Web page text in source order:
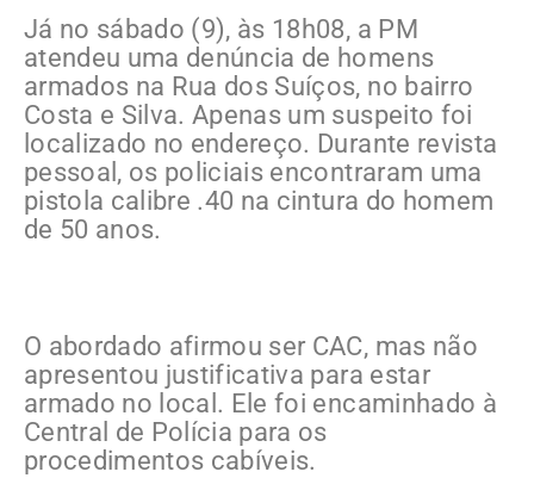
Já no sábado (9), às 18h08, a PM
atendeu uma denúncia de homens
armados na Rua dos Suíços, no bairro
Costa e Silva. Apenas um suspeito foi
localizado no endereço. Durante revista
pessoal, os policiais encontraram uma
pistola calibre .40 na cintura do homem
de 50 anos.
O abordado afirmou ser CAC, mas não
apresentou justificativa para estar
armado no local. Ele foi encaminhado à
Central de Polícia para os
procedimentos cabíveis.